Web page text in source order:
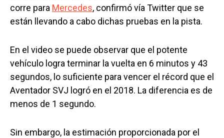
corre para Mercedes, confirmó vía Twitter que se
están llevando a cabo dichas pruebas en la pista.
En el video se puede observar que el potente
vehículo logra terminar la vuelta en 6 minutos y 43
segundos, lo suficiente para vencer el récord que el
Aventador SVJ logró en el 2018. La diferencia es de
menos de 1 segundo.
Sin embargo, la estimación proporcionada por el